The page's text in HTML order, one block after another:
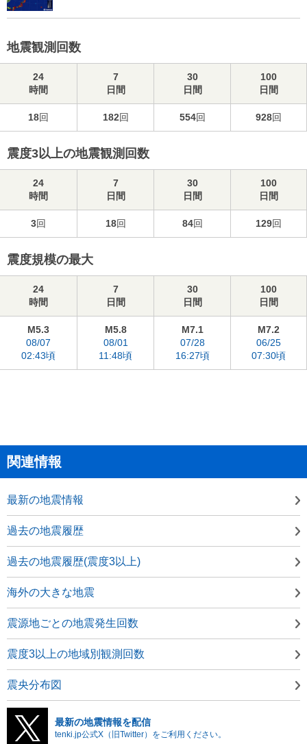
地震観測回数
24
時間
7
日間
30
日間
100
日間
18回 182回 554回 928回
震度3以上の地震観測回数
24
時間
7
日間
30
日間
100
日間
3回 18回 84回 129回
震度規模の最大
24
時間
7
日間
30
日間
100
日間
M5.3
08/07
02:43頃
M5.8
08/01
11:48頃
M7.1
07/28
16:27頃
M7.2
06/25
07:30頃
関連情報
最新の地震情報
過去の地震履歴
過去の地震履歴(震度3以上)
海外の大きな地震
震源地ごとの地震発生回数
震度3以上の地域別観測回数
震央分布図
最新の地震情報を配信
tenki.jp公式X（旧Twitter）をご利用ください。